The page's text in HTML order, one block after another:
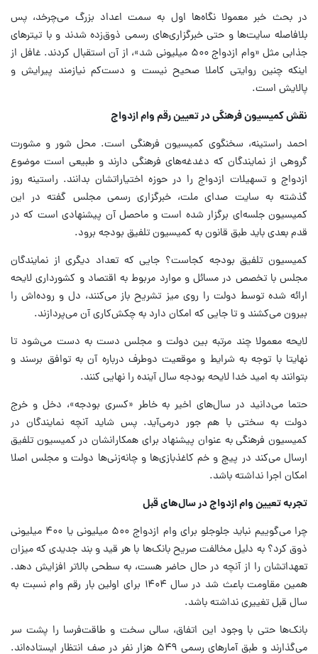
در بحث خبر معمولا نگاه‌ها اول به سمت اعداد بزرگ‌ می‌چرخد، پس
بلافاصله سایت‌ها و حتی خبرگزاری‌های رسمی ذوق‌زده شدند و با تیترهای
جذابی مثل «وام ازدواج ۵۰۰ میلیونی شد»، از آن استقبال کردند. غافل از
اینکه چنین روایتی کاملا صحیح نیست و دست‌کم نیازمند پیرایش و
پالایش است.
نقش کمیسیون فرهنگی در تعیین رقم وام ازدواج
احمد راستینه، سخنگوی کمیسیون فرهنگی است. محل شور و مشورت
گروهی از نمایندگان که دغدغه‌های فرهنگی دارند و طبیعی است موضوع
ازدواج و تسهیلات ازدواج را در حوزه اختیاراتشان بدانند. راستینه روز
گذشته به سایت صدای ملت، خبرگزاری رسمی مجلس گفته در این
کمیسیون جلسه‌ای برگزار شده است و ماحصل آن پیشنهادی است که در
قدم بعدی باید طبق قانون به کمیسیون تلفیق بودجه برود.
کمیسیون تلفیق بودجه کجاست؟ جایی که تعداد دیگری از نمایندگان
مجلس با تخصص در مسائل و موارد مربوط به اقتصاد و کشورداری لایحه
ارائه شده توسط دولت را روی میز تشریح باز می‌کنند، دل و روده‌اش را
بیرون می‌کشند و تا جایی که امکان دارد به چکش‌کاری آن می‌پردازند.
لایحه معمولا چند مرتبه بین دولت و مجلس دست به دست می‌شود تا
نهایتا با توجه به شرایط و موقعیت دوطرف درباره آن به توافق برسند و
بتوانند به امید خدا لایحه بودجه سال آینده را نهایی کنند.
حتما می‌دانید در سال‌های اخیر به خاطر «کسری بودجه»، دخل و خرج
دولت به سختی با هم جور درمی‌آید. پس شاید آنچه نمایندگان در
کمیسیون فرهنگی به عنوان پیشنهاد برای همکارانشان در کمیسیون تلفیق
ارسال می‌کند در پیچ و خم کاغذبازی‌ها و چانه‌زنی‌ها دولت و مجلس اصلا
امکان اجرا نداشته باشد.
تجربه تعیین وام ازدواج در سال‌های قبل
چرا می‌گوییم نباید جلوجلو برای وام ازدواج ۵۰۰ میلیونی یا ۴۰۰ میلیونی
ذوق کرد؟ به دلیل مخالفت صریح بانک‌ها با هر قید و بند جدیدی که میزان
تعهداتشان را از آنچه در حال حاضر هست، به سطحی بالاتر افزایش دهد.
همین مقاومت باعث شد در سال ۱۴۰۴ برای اولین بار رقم وام نسبت به
سال قبل تغییری نداشته باشد.
بانک‌ها حتی با وجود این اتفاق، سالی سخت و طاقت‌فرسا را پشت سر
می‌گذارند و طبق آمارهای رسمی ۵۴۹ هزار نفر در صف انتظار ایستاده‌اند.